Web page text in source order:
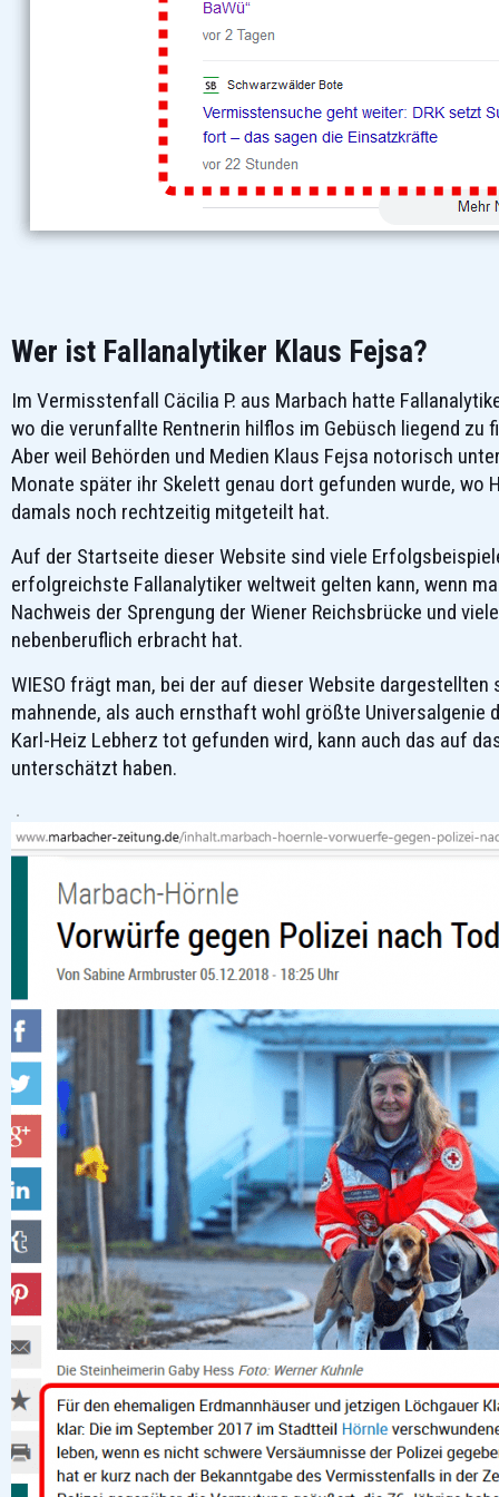
Wer ist Fallanalytiker Klaus Fejsa?
Im Vermisstenfall Cäcilia P. aus Marbach hatte
wo die verunfallte Rentnerin hilflos im Gebüsch liegend zu
Aber weil Behörden und Medien Klaus Fejsa notorisch
Monate später ihr Skelett genau dort gefunden wurde, wo
damals noch rechtzeitig mitgeteilt hat.
Auf der Startseite dieser Website sind viele
erfolgreichste Fallanalytiker weltweit gelten kann, wenn
Nachweis der Sprengung der Wiener Reichsbrücke und
nebenberuflich erbracht hat.
WIESO frägt man, bei der auf dieser Website
mahnende, als auch ernsthaft wohl größte
Karl-Heiz Lebherz tot gefunden wird, kann auch das auf
unterschätzt haben.
.